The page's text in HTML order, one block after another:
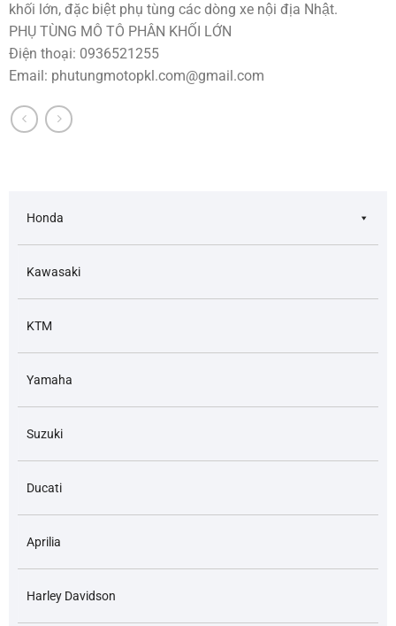
khối lớn, đặc biệt phụ tùng các dòng xe nội địa Nhật.
PHỤ TÙNG MÔ TÔ PHÂN KHỐI LỚN
Điện thoại: 0936521255
Email: phutungmotopkl.com@gmail.com
Honda
Kawasaki
KTM
Yamaha
Suzuki
Ducati
Aprilia
Harley Davidson